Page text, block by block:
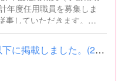
スクール）事業にかかるパ
タ入力・整理事務、電話
全般 ■募集人数 １
入学者選抜に関する情報を以下に掲載しました。(2026.8.4) ■令和...